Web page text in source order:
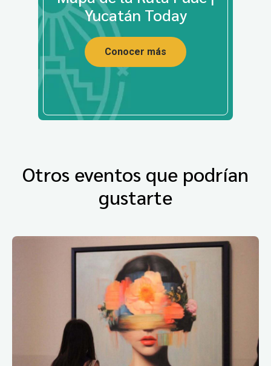
Yucatán Today
Conocer más
Otros eventos que podrían
gustarte